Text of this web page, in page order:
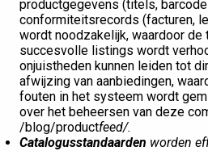
productgegevens (titels,
conformiteitsrecords (facturen,
wordt noodzakelijk, waardoor
succesvolle listings wordt
onjuistheden kunnen leiden tot
afwijzing van aanbiedingen,
fouten in het systeem wordt
over het beheersen van deze
/blog/productfeed/.
Catalogusstandaarden worden